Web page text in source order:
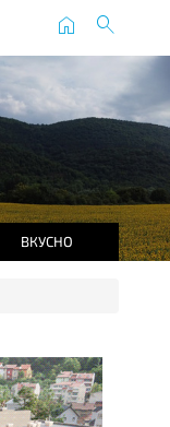
home search
ВКУСНО